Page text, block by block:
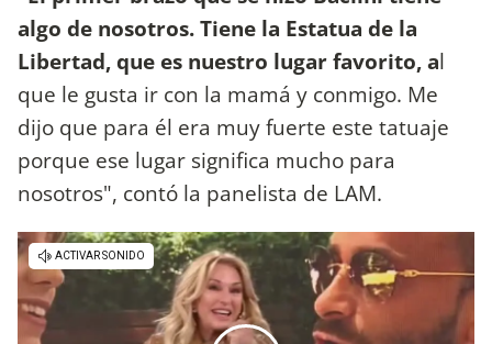
algo de nosotros. Tiene la Estatua de la
Libertad, que es nuestro lugar favorito, al
que le gusta ir con la mamá y conmigo. Me
dijo que para él era muy fuerte este tatuaje
porque ese lugar significa mucho para
nosotros", contó la panelista de LAM.